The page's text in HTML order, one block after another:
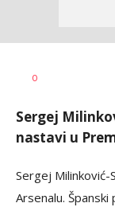
AUTOR
0
Sergej
nastavi u
Sergej Milinković-
Arsenalu.